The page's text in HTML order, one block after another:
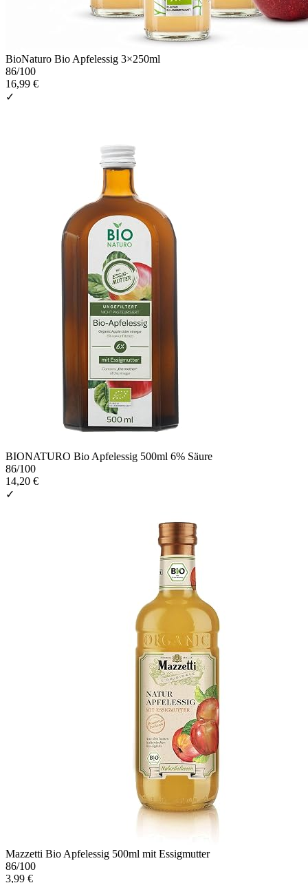
BioNaturo Bio Apfelessig 3×250ml
86/100
16,99 €
✓
BIONATURO Bio Apfelessig 500ml 6% Säure
86/100
14,20 €
✓
Mazzetti Bio Apfelessig 500ml mit Essigmutter
86/100
3,99 €